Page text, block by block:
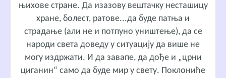
њихове стране. Да изазову вештачку несташицу
хране, болест, ратове...да буде патња и
страдање (али не и потпуно уништење), да се
народи света доведу у ситуацију да више не
могу издржати. И да завапе, да дође и „црни
циганин“ само да буде мир у свету. Поклониће